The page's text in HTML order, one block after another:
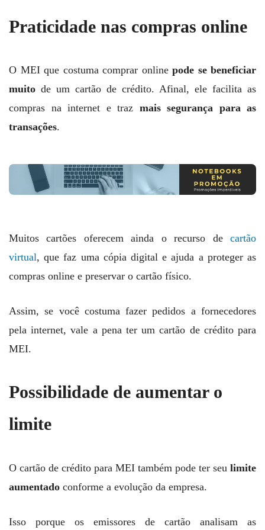
Praticidade nas compras online
O MEI que costuma comprar online pode se beneficiar
muito de um cartão de crédito. Afinal, ele facilita as
compras na internet e traz mais segurança para as
transações.
Muitos cartões oferecem ainda o recurso de cartão
virtual, que faz uma cópia digital e ajuda a proteger as
compras online e preservar o cartão físico.
Assim, se você costuma fazer pedidos a fornecedores
pela internet, vale a pena ter um cartão de crédito para
MEI.
Possibilidade de aumentar o
limite
O cartão de crédito para MEI também pode ter seu limite
aumentado conforme a evolução da empresa.
Isso porque os emissores de cartão analisam as